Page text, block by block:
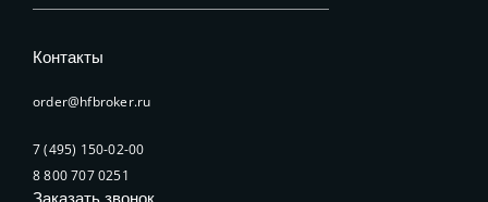
Контакты
order@hfbroker.ru
7 (495) 150-02-00
8 800 707 0251